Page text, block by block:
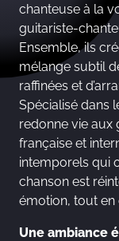
chanteuse à la
guitariste-
Ensemble, ils
mélange subtil
raffinées et
Spécialisé dans
redonne vie aux
française et
intemporels qui
chanson est
émotion, tout en
Une ambiance